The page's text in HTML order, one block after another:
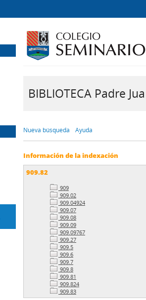
BIBLIOTECA Padre
Nueva búsqueda Ayuda
Información de la indexación
909.82
909
909.02
909.04924
909.07
909.08
909.09
909.09767
909.27
909.5
909.6
909.7
909.8
909.81
909.824
909.83